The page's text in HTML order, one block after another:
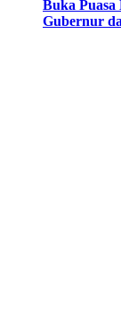
Buka Puasa
Gubernur